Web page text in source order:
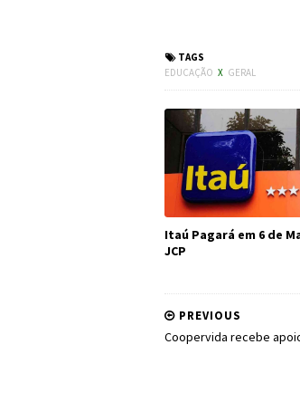
TAGS
EDUCAÇÃO X GERAL
Itaú Pagará em 6 de
JCP
PREVIOUS
Coopervida recebe